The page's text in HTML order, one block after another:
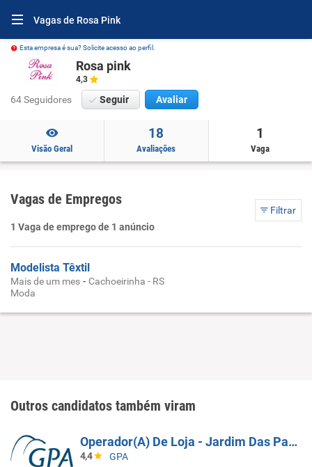
Vagas de Rosa Pink
Esta empresa é sua? Solicite acesso ao perfil.
Rosa pink
4,3
64 Seguidores Seguir Avaliar
Visão Geral
18
Avaliações
1
Vaga
Vagas de Empregos
Filtrar
1 Vaga de emprego de 1 anúncio
Modelista Têxtil
Mais de um mes - Cachoeirinha - RS
Moda
Outros candidatos também viram
Operador(A) De Loja - Jardim Das Palmeiras - Campinas SP
4,4 GPA